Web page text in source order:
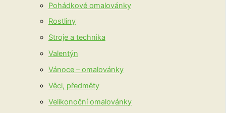
Pohádkové omalovánky
Rostliny
Stroje a technika
Valentýn
Vánoce – omalovánky
Věci, předměty
Velikonoční omalovánky